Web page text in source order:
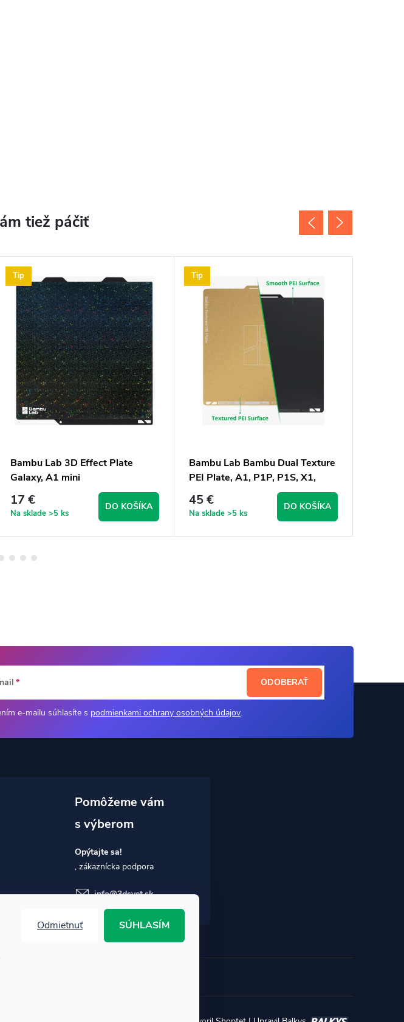
Odmietnuť SÚHLASÍM
Tip
Bambu Lab 3D Effect Plate
Galaxy, A1 mini
17 €
Na sklade >5 ks
DO KOŠÍKA
Tip
Bambu Lab Bambu Dual Texture
PEI Plate, A1, P1P, P1S, X1,
X1C, X1E
45 €
Na sklade >5 ks
DO KOŠÍKA
e-mailu súhlasíte s podmienkami ochrany osobných údajov.
ODOBERAŤ
Opýtajte sa!
info@3dsvet.sk